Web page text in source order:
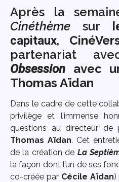
Après la
Cinéthème sur
capitaux,
partenariat
Obsession avec
Thomas Aïdan
Dans le cadre de cette
privilège et l’immense
questions au directeur de
Thomas Aïdan. Cet
de la création de La
la façon dont l’un de ses
co-créée par Cécile Aïdan)